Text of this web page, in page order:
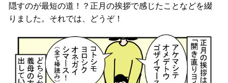
隠すのが最短の道！？正月の挨拶で感じたことなどを綴
りました。それでは、どうぞ！